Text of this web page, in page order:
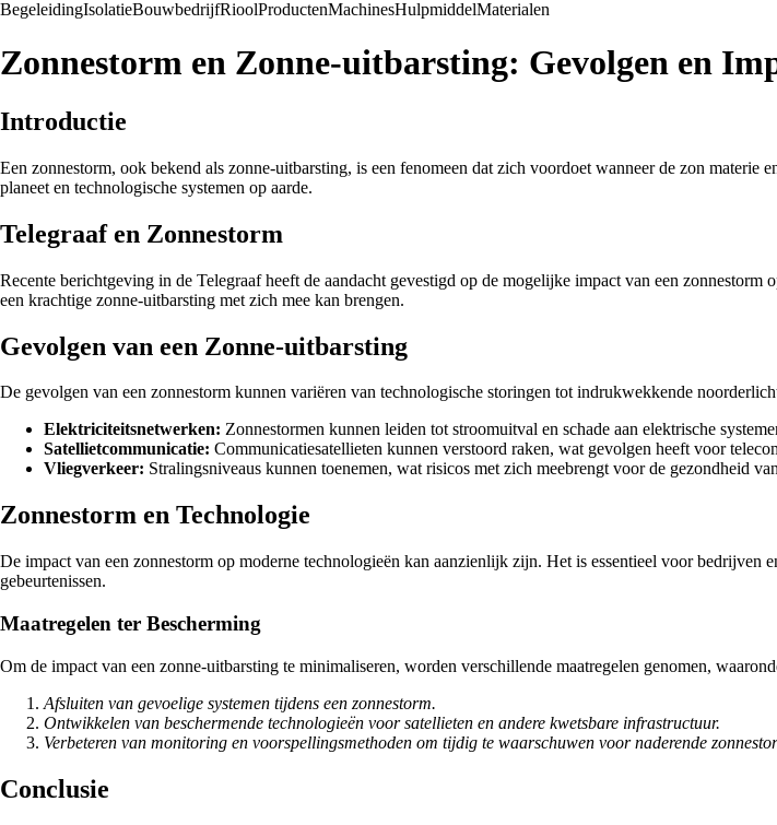
BegeleidingIsolatieBouwbedrijfRioolProductenMachinesHulpmiddelMaterialen
Zonnestorm en Zonne-uitbarsting: Gevolgen en
Introductie
Een zonnestorm, ook bekend als zonne-uitbarsting, is een fenomeen dat zich voordoet wanneer de zon
planeet en technologische systemen op aarde.
Telegraaf en Zonnestorm
Recente berichtgeving in de Telegraaf heeft de aandacht gevestigd op de mogelijke impact van een
een krachtige zonne-uitbarsting met zich mee kan brengen.
Gevolgen van een Zonne-uitbarsting
De gevolgen van een zonnestorm kunnen variëren van technologische storingen tot indrukwekkende
Elektriciteitsnetwerken: Zonnestormen kunnen leiden tot stroomuitval en schade aan elektrische
Satellietcommunicatie: Communicatiesatellieten kunnen verstoord raken, wat gevolgen heeft voor
Vliegverkeer: Stralingsniveaus kunnen toenemen, wat risicos met zich meebrengt voor de gezondheid
Zonnestorm en Technologie
De impact van een zonnestorm op moderne technologieën kan aanzienlijk zijn. Het is essentieel voor
gebeurtenissen.
Maatregelen ter Bescherming
Om de impact van een zonne-uitbarsting te minimaliseren, worden verschillende maatregelen genomen,
Afsluiten van gevoelige systemen tijdens een zonnestorm.
Ontwikkelen van beschermende technologieën voor satellieten en andere kwetsbare infrastructuur.
Verbeteren van monitoring en voorspellingsmethoden om tijdig te waarschuwen voor naderende
Conclusie